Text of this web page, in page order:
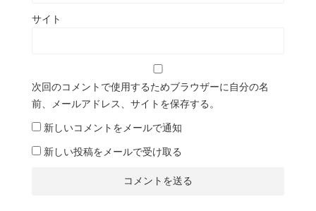
サイト
次回のコメントで使用するためブラウザーに自分の名
前、メールアドレス、サイトを保存する。
新しいコメントをメールで通知
新しい投稿をメールで受け取る